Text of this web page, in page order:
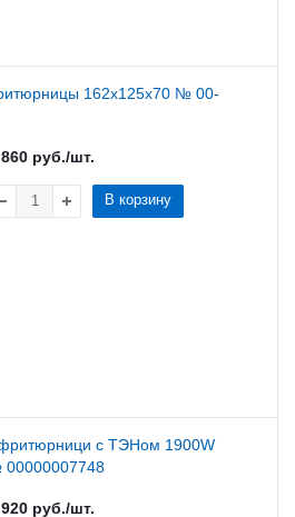
162х125х70 № 00-
руб./шт.
В корзину
с ТЭНом 1900W
руб./шт.